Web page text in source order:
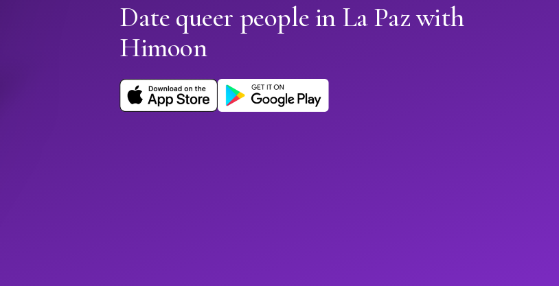
Date queer people in La Paz with
Himoon